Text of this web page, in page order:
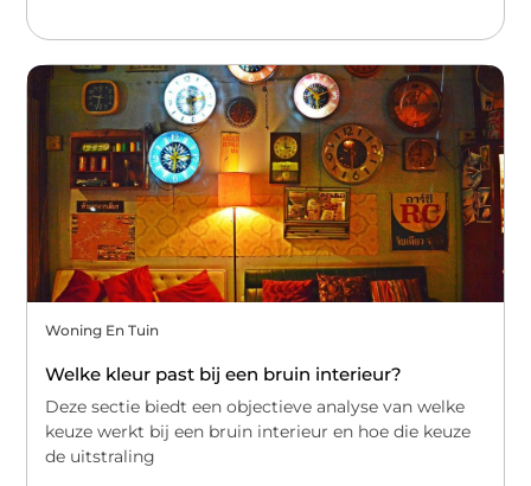
Woning En Tuin
Welke kleur past bij een bruin interieur?
Deze sectie biedt een objectieve analyse van welke
keuze werkt bij een bruin interieur en hoe die keuze
de uitstraling